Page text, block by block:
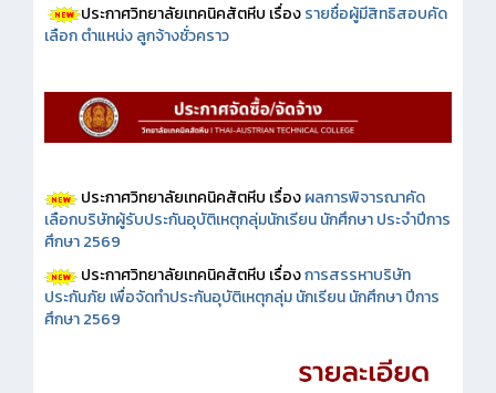
ประกาศวิทยาลัยเทคนิคสัตหีบ เรื่องรายชื่อผู้มีสิทธิสอบคัด
เลือก ตำแหน่ง ลูกจ้างชั่วคราว
ประกาศวิทยาลัยเทคนิคสัตหีบ เรื่องผลการพิจารณาคัด
เลือกบริษัทผู้รับประกันอุบัติเหตุกลุ่มนักเรียน นักศึกษา ประจำปีการ
ศึกษา 2569
ประกาศวิทยาลัยเทคนิคสัตหีบ เรื่องการสรรหาบริษัท
ประกันภัย เพื่อจัดทำประกันอุบัติเหตุกลุ่ม นักเรียน นักศึกษา ปีการ
ศึกษา 2569